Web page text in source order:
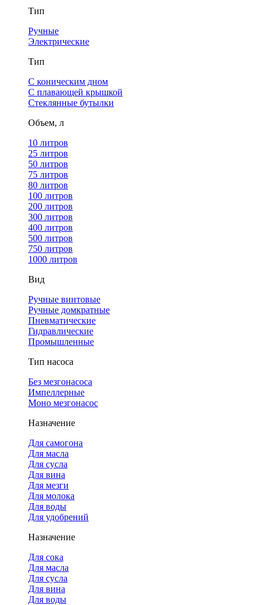
Тип
Ручные
Электрические
Тип
С коническим дном
С плавающей крышкой
Стеклянные бутылки
Объем, л
10 литров
25 литров
50 литров
75 литров
80 литров
100 литров
200 литров
300 литров
400 литров
500 литров
750 литров
1000 литров
Вид
Ручные винтовые
Ручные домкратные
Пневматические
Гидравлические
Промышленные
Тип насоса
Без мезгонасоса
Импеллерные
Моно мезгонасос
Назначение
Для самогона
Для масла
Для сусла
Для вина
Для мезги
Для молока
Для воды
Для удобрений
Назначение
Для сока
Для масла
Для сусла
Для вина
Для воды